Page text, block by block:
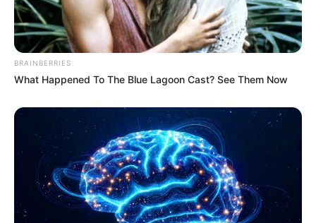
BRAINBERRIES
What Happened To The Blue Lagoon Cast? See Them Now